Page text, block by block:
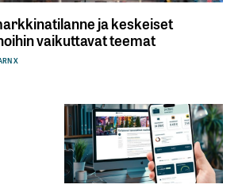
ja keskeiset
vaikuttavat teemat
X